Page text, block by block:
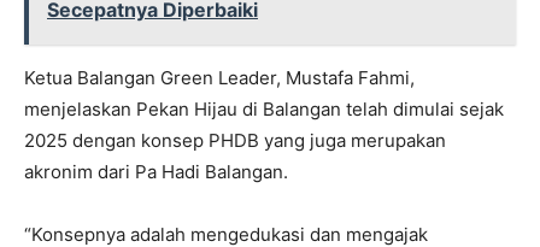
Secepatnya Diperbaiki
Ketua Balangan Green Leader, Mustafa Fahmi,
menjelaskan Pekan Hijau di Balangan telah dimulai sejak
2025 dengan konsep PHDB yang juga merupakan
akronim dari Pa Hadi Balangan.
“Konsepnya adalah mengedukasi dan mengajak